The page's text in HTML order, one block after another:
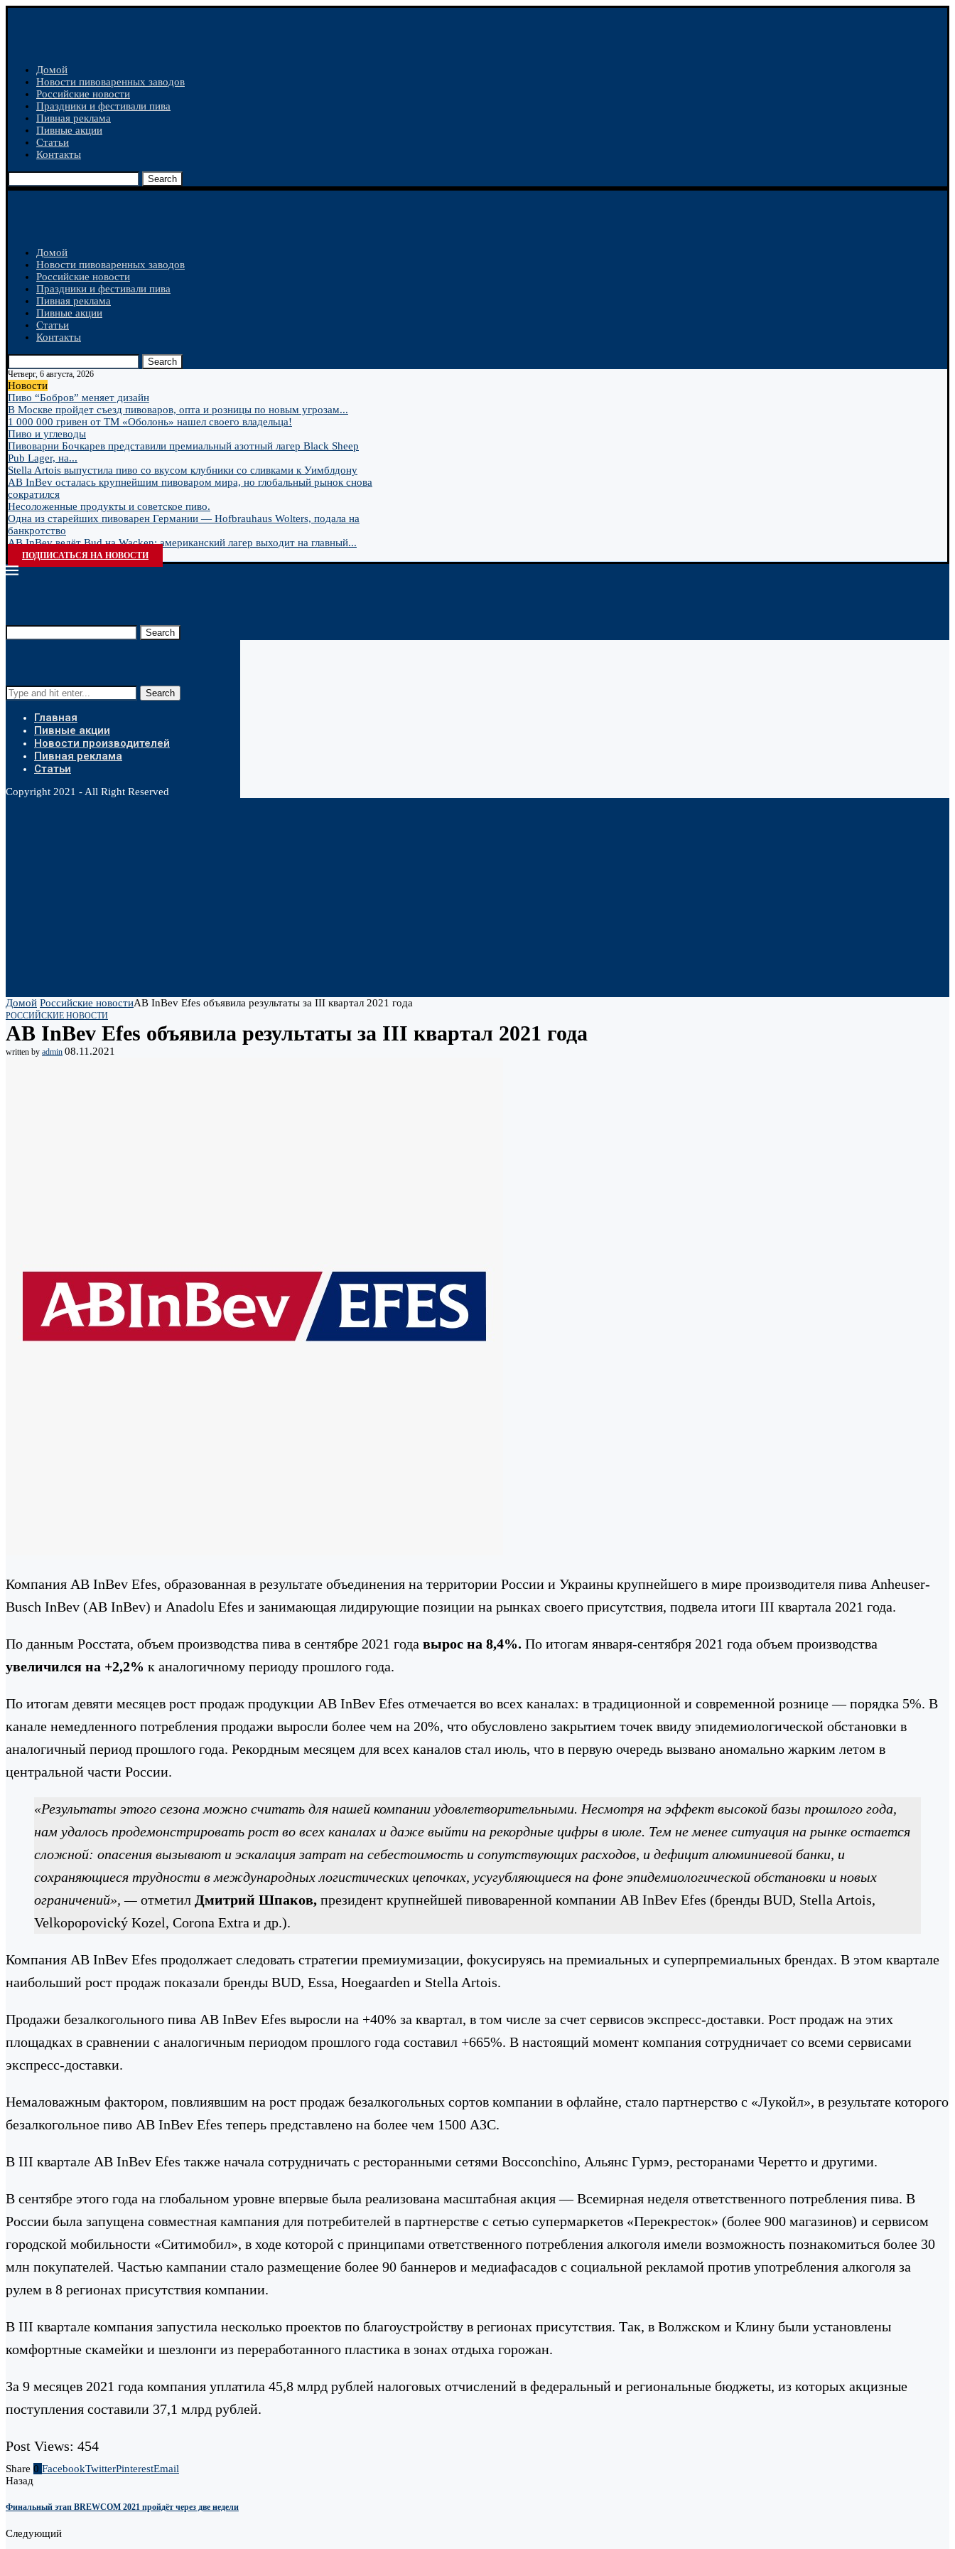
Домой
Новости пивоваренных заводов
Российские новости
Праздники и фестивали пива
Пивная реклама
Пивные акции
Статьи
Контакты
Search
Домой
Новости пивоваренных заводов
Российские новости
Праздники и фестивали пива
Пивная реклама
Пивные акции
Статьи
Контакты
Search
Четверг, 6 августа, 2026
Новости
Пиво “Бобров” меняет дизайн
В Москве пройдет съезд пивоваров, опта и розницы по новым угрозам...
1 000 000 гривен от ТМ «Оболонь» нашел своего владельца!
Пиво и углеводы
Пивоварни Бочкарев представили премиальный азотный лагер Black Sheep
Pub Lager, на...
Stella Artois выпустила пиво со вкусом клубники со сливками к Уимблдону
AB InBev осталась крупнейшим пивоваром мира, но глобальный рынок снова
сократился
Несоложенные продукты и советское пиво.
Одна из старейших пивоварен Германии — Hofbrauhaus Wolters, подала на
банкротство
AB InBev ведёт Bud на Wacken: американский лагер выходит на главный...
ПОДПИСАТЬСЯ НА НОВОСТИ
Search
Search
Главная
Пивные акции
Новости производителей
Пивная реклама
Статьи
Copyright 2021 - All Right Reserved
Домой Российские новостиAB InBev Efes объявила результаты за III квартал 2021 года
РОССИЙСКИЕ НОВОСТИ
AB InBev Efes объявила результаты за III квартал 2021 года
written by admin 08.11.2021
Компания AB InBev Efes, образованная в результате объединения на территории России и Украины крупнейшего в мире производителя пива Anheuser-
Busch InBev (AB InBev) и Anadolu Efes и занимающая лидирующие позиции на рынках своего присутствия, подвела итоги III квартала 2021 года.
По данным Росстата, объем производства пива в сентябре 2021 года вырос на 8,4%. По итогам января-сентября 2021 года объем производства
увеличился на +2,2% к аналогичному периоду прошлого года.
По итогам девяти месяцев рост продаж продукции AB InBev Efes отмечается во всех каналах: в традиционной и современной рознице — порядка 5%. В
канале немедленного потребления продажи выросли более чем на 20%, что обусловлено закрытием точек ввиду эпидемиологической обстановки в
аналогичный период прошлого года. Рекордным месяцем для всех каналов стал июль, что в первую очередь вызвано аномально жарким летом в
центральной части России.
«Результаты этого сезона можно считать для нашей компании удовлетворительными. Несмотря на эффект высокой базы прошлого года,
нам удалось продемонстрировать рост во всех каналах и даже выйти на рекордные цифры в июле. Тем не менее ситуация на рынке остается
сложной: опасения вызывают и эскалация затрат на себестоимость и сопутствующих расходов, и дефицит алюминиевой банки, и
сохраняющиеся трудности в международных логистических цепочках, усугубляющиеся на фоне эпидемиологической обстановки и новых
ограничений», — отметил Дмитрий Шпаков, президент крупнейшей пивоваренной компании AB InBev Efes (бренды BUD, Stella Artois,
Velkopopovický Kozel, Corona Extra и др.).
Компания AB InBev Efes продолжает следовать стратегии премиумизации, фокусируясь на премиальных и суперпремиальных брендах. В этом квартале
наибольший рост продаж показали бренды BUD, Essa, Hoegaarden и Stella Artois.
Продажи безалкогольного пива AB InBev Efes выросли на +40% за квартал, в том числе за счет сервисов экспресс-доставки. Рост продаж на этих
площадках в сравнении с аналогичным периодом прошлого года составил +665%. В настоящий момент компания сотрудничает со всеми сервисами
экспресс-доставки.
Немаловажным фактором, повлиявшим на рост продаж безалкогольных сортов компании в офлайне, стало партнерство с «Лукойл», в результате которого
безалкогольное пиво AB InBev Efes теперь представлено на более чем 1500 АЗС.
В III квартале AB InBev Efes также начала сотрудничать с ресторанными сетями Bocconchino, Альянс Гурмэ, ресторанами Черетто и другими.
В сентябре этого года на глобальном уровне впервые была реализована масштабная акция — Всемирная неделя ответственного потребления пива. В
России была запущена совместная кампания для потребителей в партнерстве с сетью супермаркетов «Перекресток» (более 900 магазинов) и сервисом
городской мобильности «Ситимобил», в ходе которой с принципами ответственного потребления алкоголя имели возможность познакомиться более 30
млн покупателей. Частью кампании стало размещение более 90 баннеров и медиафасадов с социальной рекламой против употребления алкоголя за
рулем в 8 регионах присутствия компании.
В III квартале компания запустила несколько проектов по благоустройству в регионах присутствия. Так, в Волжском и Клину были установлены
комфортные скамейки и шезлонги из переработанного пластика в зонах отдыха горожан.
За 9 месяцев 2021 года компания уплатила 45,8 млрд рублей налоговых отчислений в федеральный и региональные бюджеты, из которых акцизные
поступления составили 37,1 млрд рублей.
Post Views: 454
Share 0 FacebookTwitterPinterestEmail
Назад
Финальный этап BREWCOM 2021 пройдёт через две недели
Следующий